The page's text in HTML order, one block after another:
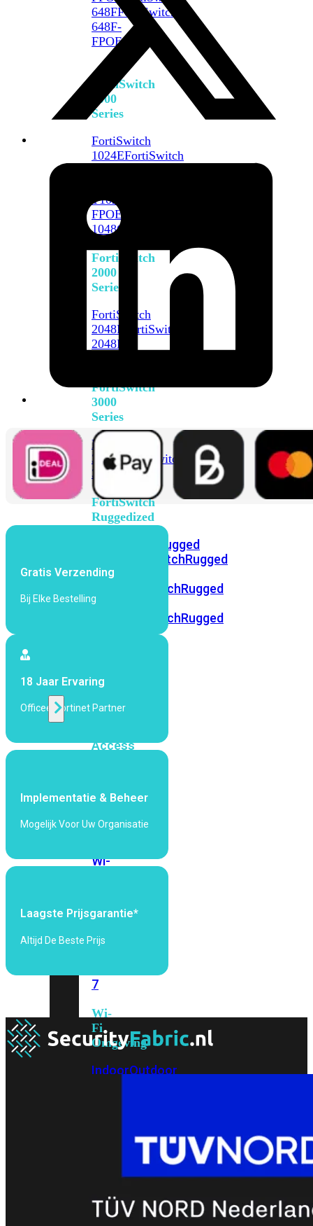
648FFortiSwitch
648F-
FPOE
FortiSwitch
1000
Series
FortiSwitch
1024EFortiSwitch
T1024F-
FPOE
1048G
FortiSwitch
2000
Series
FortiSwitch
2048F
FortiSwitch
2048F-
FortiSwitch
3000
Series
FortiSwitch
3032EFortiSwitch
3032G
FortiSwitch
Ruggedized
FortiSwitchRugged
FortiSwitchRugged
112F-
FortiSwitchRugged
216F-
FortiSwitchRugged
WiFi
Access
Wi-
Fi
Generatie
Wi-
6
Fi
7
Wi-
Fi
Omgeving
IndoorOutdoor
3X34X48X8
FortiAP FortiWiFi
Gratis Verzending
Bij Elke Bestelling
18 Jaar Ervaring
Officeel Fortinet Partner
Implementatie & Beheer
Mogelijk Voor Uw Organisatie
Laagste Prijsgarantie*
Altijd De Beste Prijs